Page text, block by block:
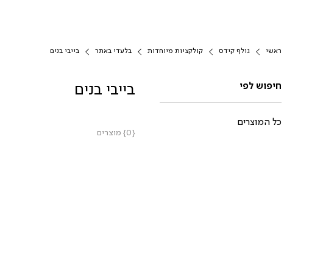
ראשי גולף קידס קולקציות מיוחדות בלעדי באתר בייבי בנים
חיפוש לפי
כל המוצרים
בייבי בנים
{0} מוצרים